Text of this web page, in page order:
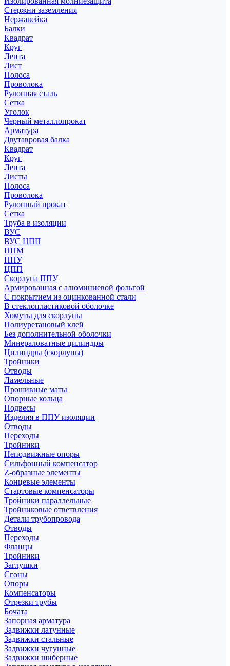
Стержни заземления
Нержавейка
Балки
Квадрат
Круг
Лента
Лист
Полоса
Проволока
Рулонная сталь
Сетка
Уголок
Черный металлопрокат
Арматура
Двутавровая балка
Квадрат
Круг
Лента
Листы
Полоса
Проволока
Рулонный прокат
Сетка
Труба в изоляции
ВУС
ВУС ЦПП
ППМ
ППУ
ЦПП
Скорлупа ППУ
Армированная с алюминиевой фольгой
С покрытием из оцинкованной стали
В стеклопластиковой оболочке
Хомуты для скорлупы
Полиуретановый клей
Без дополнительной оболочки
Минераловатные цилиндры
Цилиндры (скорлупы)
Тройники
Отводы
Ламельные
Прошивные маты
Опорные кольца
Подвесы
Изделия в ППУ изоляции
Отводы
Переходы
Тройники
Неподвижные опоры
Cильфонный компенсатор
Z-образные элементы
Концевые элементы
Стартовые компенсаторы
Тройники параллельные
Тройниковые ответвления
Детали трубопровода
Отводы
Переходы
Фланцы
Тройники
Заглушки
Сгоны
Опоры
Компенсаторы
Отрезки трубы
Бочата
Запорная арматура
Задвижки латунные
Задвижки стальные
Задвижки чугунные
Задвижки шиберные